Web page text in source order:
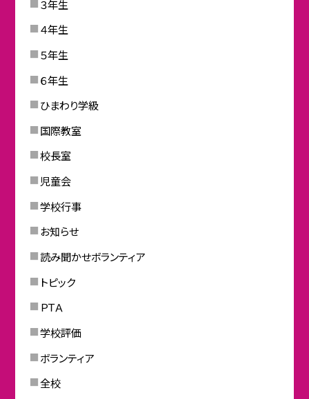
３年生
４年生
５年生
６年生
ひまわり学級
国際教室
校長室
児童会
学校行事
お知らせ
読み聞かせボランティア
トピック
ＰＴＡ
学校評価
ボランティア
全校